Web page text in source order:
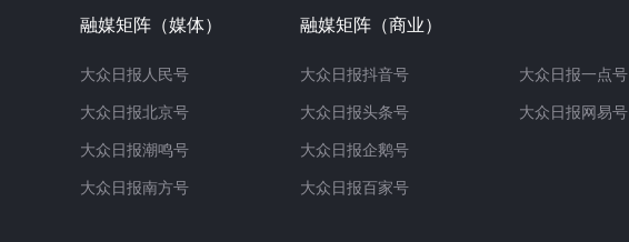
融媒矩阵（媒体）
大众日报人民号
大众日报北京号
大众日报潮鸣号
大众日报南方号
融媒矩阵（商业）
大众日报抖音号
大众日报头条号
大众日报企鹅号
大众日报百家号
大众日报一点号
大众日报网易号